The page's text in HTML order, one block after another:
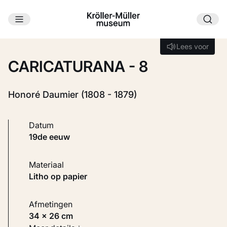
Ga naar hoofdinhoud
Lees voor
Lees voor
CARICATURANA - 8
Honoré Daumier (1808 - 1879)
Datum
19de eeuw
Materiaal
Litho op papier
Afmetingen
34 × 26 cm